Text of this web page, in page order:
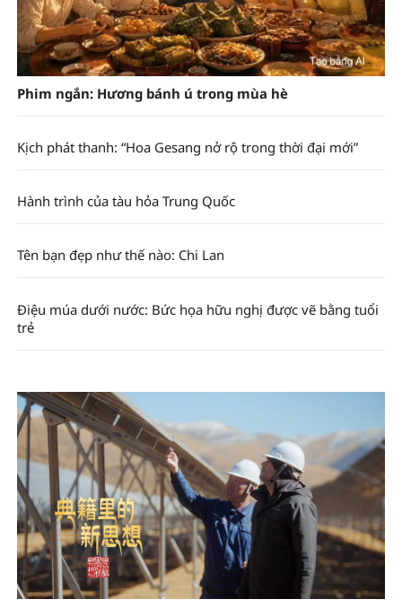
Phim ngắn: Hương bánh ú trong mùa hè
Kịch phát thanh: “Hoa Gesang nở rộ trong thời đại mới”
Hành trình của tàu hỏa Trung Quốc
Tên bạn đẹp như thế nào: Chi Lan
Điệu múa dưới nước: Bức họa hữu nghị được vẽ bằng tuổi
trẻ